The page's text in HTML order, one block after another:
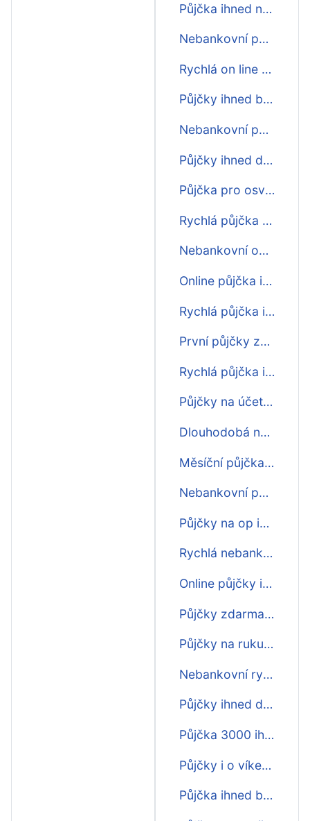
Půjčka ihned na účet do hodiny
Nebankovní půjčka ihned na splátky
Rychlá on line půjčka ihned
Půjčky ihned bez ručitele
Nebankovní půjčka 30 000 ihned
Půjčky ihned do 5 minut na účtu nonstop
Půjčka pro osvč ihned
Rychlá půjčka před výplatou ihned
Nebankovní online půjčka ihned
Online půjčka ihned zdarma
Rychlá půjčka i o víkendu ihned na účet
První půjčky zdarma ihned
Rychlá půjčka ihned zdarma
Půjčky na účet ihned
Dlouhodobá nebankovní půjčka ihned
Měsíční půjčka ihned na účet
Nebankovní půjčky na splátky ihned
Půjčky na op ihned
Rychlá nebankovní půjčka ihned
Online půjčky ihned zdarma
Půjčky zdarma ihned na ruku
Půjčky na ruku ihned
Nebankovní rychlá půjčka ihned na účet
Půjčky ihned do hodiny online
Půjčka 3000 ihned na účet
Půjčky i o víkendu ihned na účet
Půjčka ihned bez poplatku